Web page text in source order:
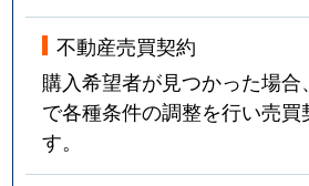
不動産売買契約
購入希望者が見つかった場
で各種条件の調整を行い売買
す。